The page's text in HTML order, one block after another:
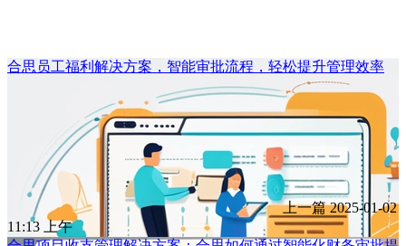
合思员工福利解决方案，智能审批流程，轻松提升管理效率
上一篇 2025-01-02
11:13 上午